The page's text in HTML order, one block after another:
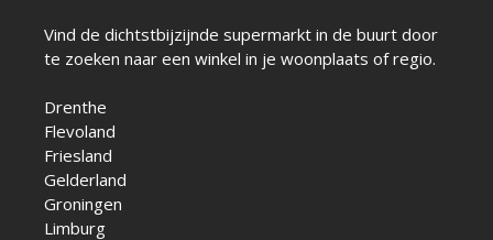
Vind de dichtstbijzijnde supermarkt in de buurt door
te zoeken naar een winkel in je woonplaats of regio.
Drenthe
Flevoland
Friesland
Gelderland
Groningen
Limburg